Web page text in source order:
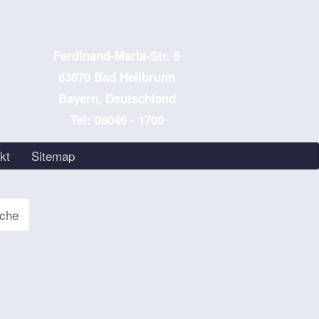
Ferdinand-Maria-Str. 5
83670 Bad Heilbrunn
Bayern, Deutschland
Tel: 08046 - 1700
Sitemap